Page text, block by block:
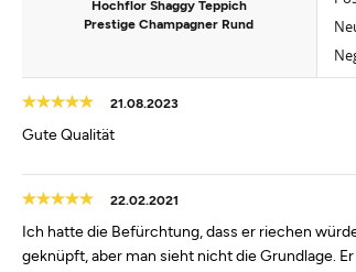
Hochflor Shaggy Teppich
Prestige Champagner Rund
21.08.2023
Gute Qualität
22.02.2021
Ich hatte die Befürchtung, dass er riechen
geknüpft, aber man sieht nicht die Grundlage.